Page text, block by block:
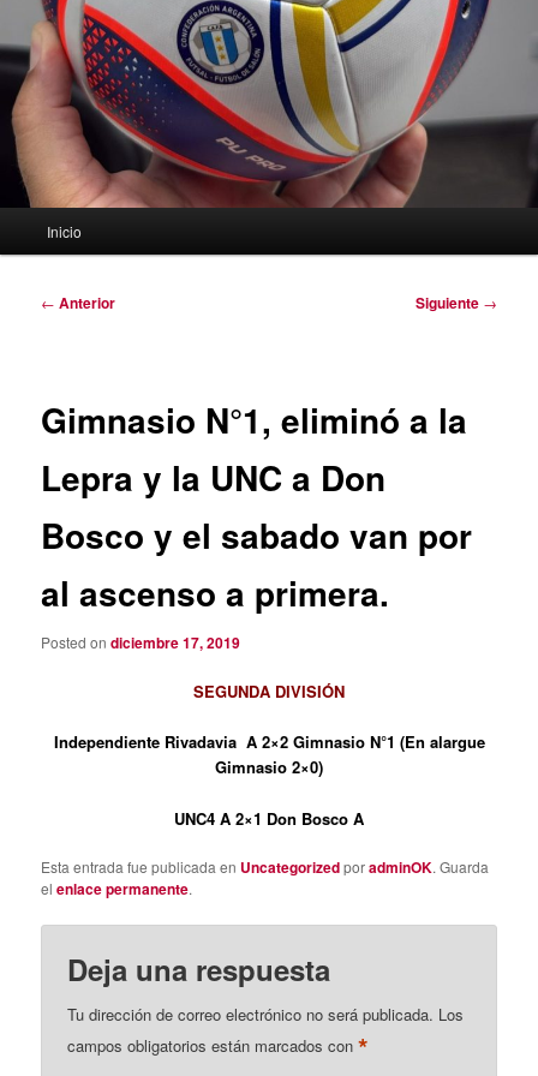
Inicio
Navegación
← Anterior Siguiente →
Gimnasio N°1, eliminó a la
Lepra y la UNC a Don
Bosco y el sabado van por
al ascenso a primera.
Posted ondiciembre 17, 2019
SEGUNDA DIVISIÓN
Independiente Rivadavia A 2×2 Gimnasio N°1 (En alargue
Gimnasio 2×0)
UNC4 A 2×1 Don Bosco A
Esta entrada fue publicada en UncategorizedporadminOK. Guarda
elenlace permanente.
Deja una respuesta
Tu dirección de correo electrónico no será publicada. Los
campos obligatorios están marcados con*